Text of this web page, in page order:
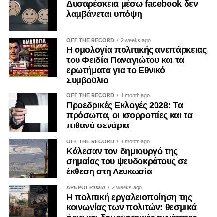
αποφάσεις και να οδηγήσουν σε μορφές «κατάληψης» της
διαδικασίας λήψης αποφάσεων από επιμέρους
συμφέροντα. Ο ΟΟΣΑ έχει επισημάνει ότι η αδιαφανής
άσκηση επιρροής περιορίζει την ακεραιότητα των θεσμών
και υπονομεύει την εμπιστοσύνη των πολιτών.
Η ψηφιακή επικοινωνία διευρύνει περαιτέρω το πεδίο της
αποσπάσματα και χορηγούμενες αναρτήσεις μπορούν να
αναπαράγουν για μεγάλο χρονικό διάστημα μια
περιορισμένη δράση, δημιουργώντας την εντύπωση
αποδοχής. Ο Κανονισμός (ΕΕ) 2024/900 για τη διαφάνεια
και τη στόχευση της πολιτικής διαφήμισης, ο οποίος
εφαρμόζεται κατά το μεγαλύτερο μέρος του από τις 10
του πολιτικού διαφημιστικού περιεχομένου και
γνωστοποίησης του χρηματοδότη. Μολονότι κάθε
Δυσαρέσκεια μέσω facebook δεν
λαμβάνεται υπόψη
OFF THE RECORD 2 weeks ago
Η ομολογία πολιτικής ανεπάρκειας
του Φειδία Παναγιώτου και τα
ερωτήματα για το Εθνικό
Συμβούλιο
OFF THE RECORD 1 month ago
Προεδρικές Εκλογές 2028: Τα
πρόσωπα, οι ισορροπίες και τα
πιθανά σενάρια
OFF THE RECORD 1 month ago
Κάλεσαν τον δημιουργό της
σημαίας του ψευδοκράτους σε
έκθεση στη Λευκωσία
ΑΡΘΡΟΓΡΑΦΙΑ 2 weeks ago
Η πολιτική εργαλειοποίηση της
κοινωνίας των πολιτών: θεσμικά